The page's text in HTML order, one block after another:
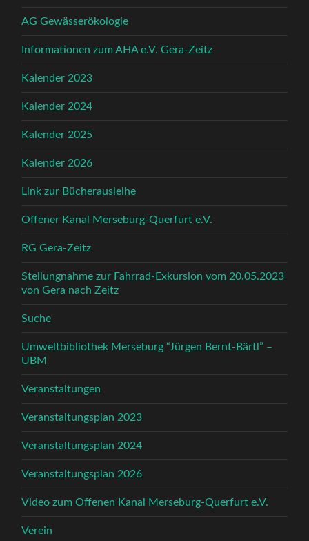
AG Gewässerökologie
Informationen zum AHA e.V. Gera-Zeitz
Kalender 2023
Kalender 2024
Kalender 2025
Kalender 2026
Link zur Bücherausleihe
Offener Kanal Merseburg-Querfurt e.V.
RG Gera-Zeitz
Stellungnahme zur Fahrrad-Exkursion vom 20.05.2023
von Gera nach Zeitz
Suche
Umweltbibliothek Merseburg “Jürgen Bernt-Bärtl” –
UBM
Veranstaltungen
Veranstaltungsplan 2023
Veranstaltungsplan 2024
Veranstaltungsplan 2026
Video zum Offenen Kanal Merseburg-Querfurt e.V.
Verein